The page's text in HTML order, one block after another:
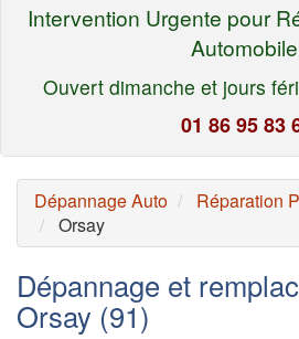
Intervention Urgente pour
Ouvert dimanche et jours
01 86 95 83
Dépannage Auto Réparation
Orsay
Dépannage et
Orsay (91)